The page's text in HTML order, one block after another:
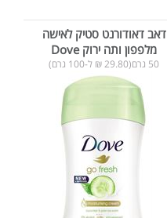
דאב דאודורנט סטיק לאישה
מלפפון ותה ירוק Dove
50 גרם(29.80 ₪ ל-100 גרם)